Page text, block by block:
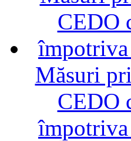
Măsuri
CEDO